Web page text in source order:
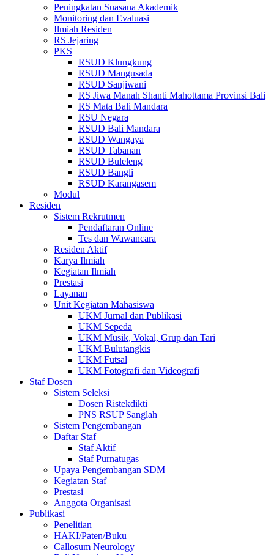
Peningkatan Suasana Akademik
Monitoring dan Evaluasi
Ilmiah Residen
RS Jejaring
PKS
RSUD Klungkung
RSUD Mangusada
RSUD Sanjiwani
RS Jiwa Manah Shanti Mahottama Provinsi Bali
RS Mata Bali Mandara
RSU Negara
RSUD Bali Mandara
RSUD Wangaya
RSUD Tabanan
RSUD Buleleng
RSUD Bangli
RSUD Karangasem
Modul
Residen
Sistem Rekrutmen
Pendaftaran Online
Tes dan Wawancara
Residen Aktif
Karya Ilmiah
Kegiatan Ilmiah
Prestasi
Layanan
Unit Kegiatan Mahasiswa
UKM Jurnal dan Publikasi
UKM Sepeda
UKM Musik, Vokal, Grup dan Tari
UKM Bulutangkis
UKM Futsal
UKM Fotografi dan Videografi
Staf Dosen
Sistem Seleksi
Dosen Ristekdikti
PNS RSUP Sanglah
Sistem Pengembangan
Daftar Staf
Staf Aktif
Staf Purnatugas
Upaya Pengembangan SDM
Kegiatan Staf
Prestasi
Anggota Organisasi
Publikasi
Penelitian
HAKI/Paten/Buku
Callosum Neurology